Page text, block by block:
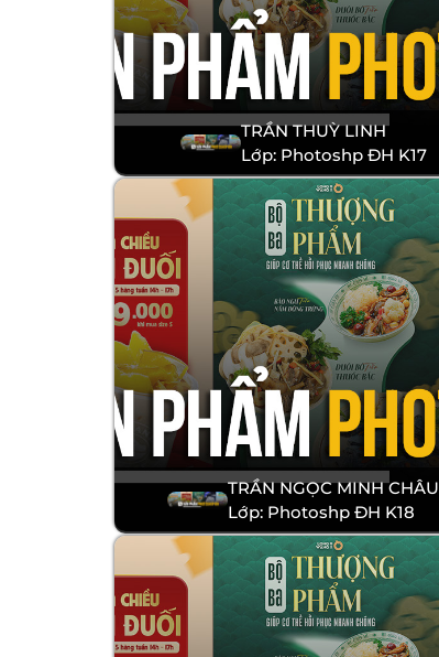
TRẦN THUỲ LINH
Lớp: Photoshp ĐH K17
TRẦN NGỌC MINH CHÂU
Lớp: Photoshp ĐH K18